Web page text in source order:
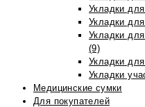
Укладки
Укладки
Укладки
(9)
Укладки
Укладки
Медицинские сумки
Для покупателей